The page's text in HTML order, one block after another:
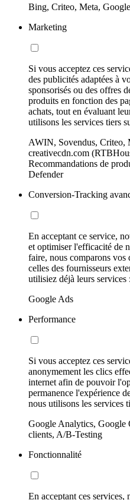
Bing, Criteo, Meta,
Marketing
Si vous acceptez ces
des publicités adaptées à
sponsorisés ou des offres
produits en fonction des
achats, tout en évaluant
utilisons les services tiers
AWIN, Sovendus, Criteo,
creativecdn.com
Recommandations de
Defender
Conversion-Tracking
En acceptant ce service,
et optimiser l'efficacité de
faire, nous comparons vos
celles des fournisseurs
utilisiez déjà leurs services :
Google Ads
Performance
Si vous acceptez ces
anonymement les clics
internet afin de pouvoir
permanence l'expérience
nous utilisons les services
Google Analytics, Google
clients, A/B-Testing
Fonctionnalité
En acceptant ces